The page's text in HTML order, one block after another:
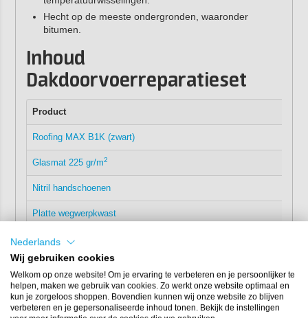
Hecht op de meeste ondergronden, waaronder
bitumen.
Inhoud
Dakdoorvoerreparatieset
Product
Roofing MAX B1K (zwart)
Glasmat 225 gr/m2
Nitril handschoenen
Platte wegwerpkwast
Gebruiksaanwijzing
dakdoorvoer repareren
Maak het oppervlak schoon, droog en vetvrij. Verwijder
loszittende delen, stof en vuil.
Nederlands
Wij gebruiken cookies
Welkom op onze website! Om je ervaring te verbeteren en je persoonlijker te
helpen, maken we gebruik van cookies. Zo werkt onze website optimaal en
kun je zorgeloos shoppen. Bovendien kunnen wij onze website zo blijven
verbeteren en je gepersonaliseerde inhoud tonen. Bekijk de instellingen